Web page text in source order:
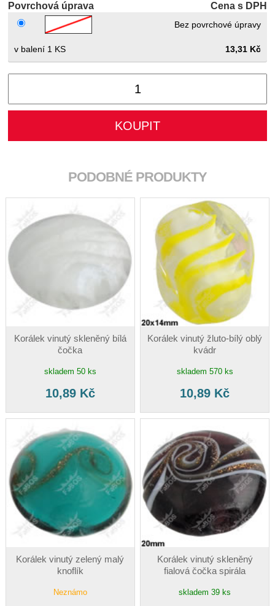
Povrchová úprava Cena s DPH
Bez povrchové úpravy
1 KS 13,31 Kč
PODOBNÉ PRODUKTY
Korálek vinutý skleněný bílá
čočka
skladem 50 ks
10,89 Kč
Korálek vinutý žluto-bílý oblý
kvádr
skladem 570 ks
10,89 Kč
Korálek vinutý zelený malý
knoflík
Neznámo
Korálek vinutý skleněný
fialová čočka spirála
skladem 39 ks